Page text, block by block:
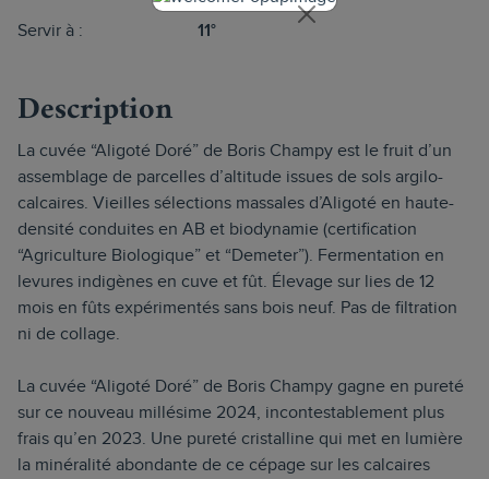
Servir à : 11°
Description
La cuvée “Aligoté Doré” de Boris Champy est le fruit d’un
assemblage de parcelles d’altitude issues de sols argilo-
calcaires. Vieilles sélections massales d’Aligoté en haute-
densité conduites en AB et biodynamie (certification
“Agriculture Biologique” et “Demeter”). Fermentation en
levures indigènes en cuve et fût. Élevage sur lies de 12
mois en fûts expérimentés sans bois neuf. Pas de filtration
ni de collage.
La cuvée “Aligoté Doré” de Boris Champy gagne en pureté
sur ce nouveau millésime 2024, incontestablement plus
frais qu’en 2023. Une pureté cristalline qui met en lumière
la minéralité abondante de ce cépage sur les calcaires